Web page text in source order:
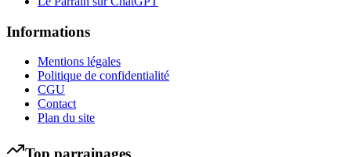
Informations
Mentions légales
Politique de confidentialité
CGU
Contact
Plan du site
Top parrainages